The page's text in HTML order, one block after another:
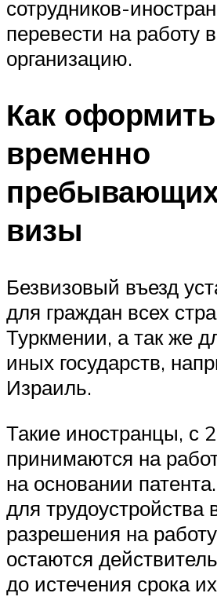
сотрудников-
перевести на работу
организацию.
Как оформить
временно
визы
Безвизовый въезд
для граждан всех
Туркмении, а так же
иных государств,
Израиль.
Такие иностранцы, с
принимаются на
на основании
для трудоустройства
разрешения на
остаются
до истечения срока